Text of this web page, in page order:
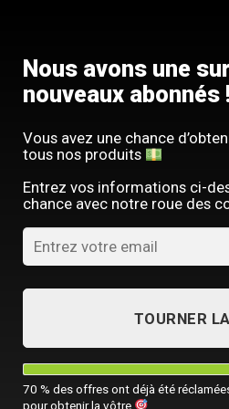
contenu
ACCUEIL / TOUTES NOS SACOCHES
Nous avons une
nouveaux abonnés
Vous avez une chance
tous nos produits
Entrez vos informations ci-
chance avec notre roue des
TOURNER
70 % des offres ont déjà été
pour obtenir la vôtre